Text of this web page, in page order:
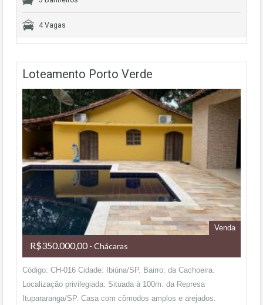
4 Vagas
Loteamento Porto Verde
Venda
R$350.000,00 - Chácaras
Código: CH-016 Cidade: Ibiúna/SP. Bairro: da Cachoeira.
Localização privilegiada. Situada à 100m. da Represa
Itupararanga/SP. Casa com cômodos amplos e arejados.